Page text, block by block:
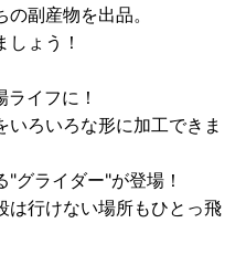
副産物を出品。
ょう！
イフに！
いろいろな形に加工できま
グライダー"が登場！
は行けない場所もひとっ飛